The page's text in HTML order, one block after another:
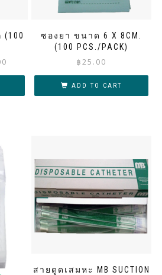
through
ซองยา ขนาด 6 X 8CM.
(100 PCS./PACK)
฿25.00
ADD TO CART
สายดูดเสมหะ MB SUCTION